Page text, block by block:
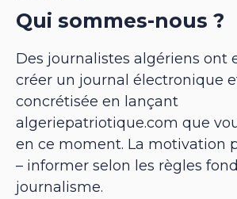
Qui sommes-nous ?
Des journalistes algériens ont
créer un journal électronique
concrétisée en lançant
algeriepatriotique.com que
en ce moment. La motivation
– informer selon les règles
journalisme.